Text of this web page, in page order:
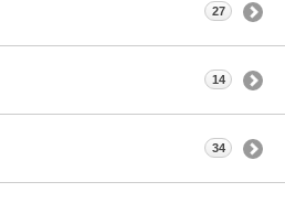
27
14
34